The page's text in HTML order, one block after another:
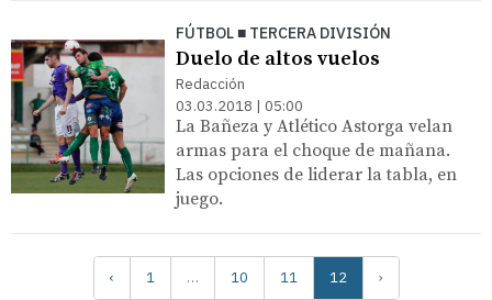
FÚTBOL ■ TERCERA DIVISIÓN
Duelo de altos vuelos
Redacción
03.03.2018 | 05:00
La Bañeza y Atlético Astorga velan
armas para el choque de mañana.
Las opciones de liderar la tabla, en
juego.
‹ 1 … 10 11 12 ›